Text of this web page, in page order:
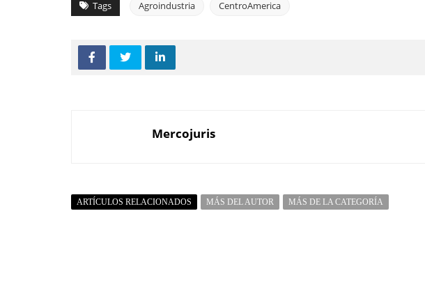
Tags Agroindustria CentroAmerica
Mercojuris
ARTÍCULOS RELACIONADOS MÁS DEL AUTOR MÁS DE LA CATEGORÍA